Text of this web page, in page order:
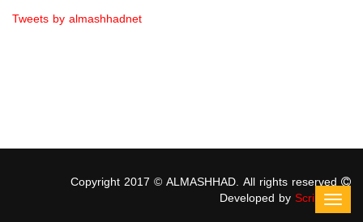
Tweets by almashhadnet
Copyright 2017 © ALMASHHAD. All rights reserved
Developed byScriptStars